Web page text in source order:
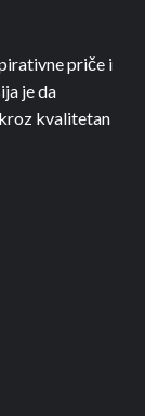
priče i
je da
kvalitetan